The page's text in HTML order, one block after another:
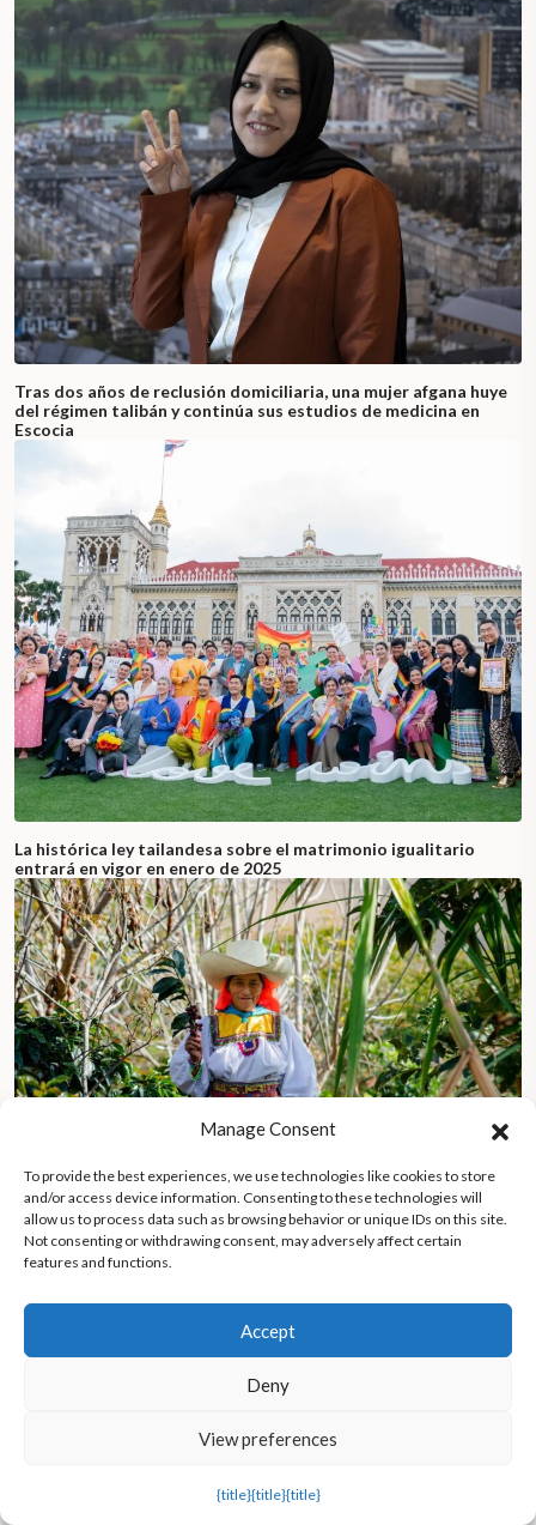
Tras dos años de reclusión domiciliaria, una mujer afgana huye
del régimen talibán y continúa sus estudios de medicina en
Escocia
La histórica ley tailandesa sobre el matrimonio igualitario
entrará en vigor en enero de 2025
la pobreza y la sumisión
Manage Consent
To provide the best experiences, we use technologies like cookies to store
and/or access device information. Consenting to these technologies will
allow us to process data such as browsing behavior or unique IDs on this site.
Not consenting or withdrawing consent, may adversely affect certain
features and functions.
Accept
Deny
View preferences
{title}{title}{title}